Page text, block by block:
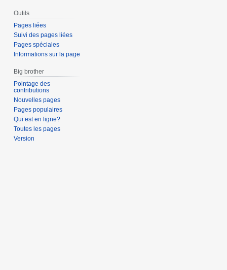
Outils
Pages liées
Suivi des pages liées
Pages spéciales
Informations sur la page
Big brother
Pointage des
contributions
Nouvelles pages
Pages populaires
Qui est en ligne?
Toutes les pages
Version